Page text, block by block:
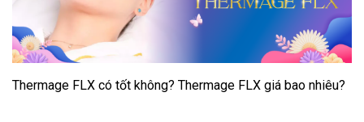
Thermage FLX có tốt không? Thermage FLX giá bao nhiêu?